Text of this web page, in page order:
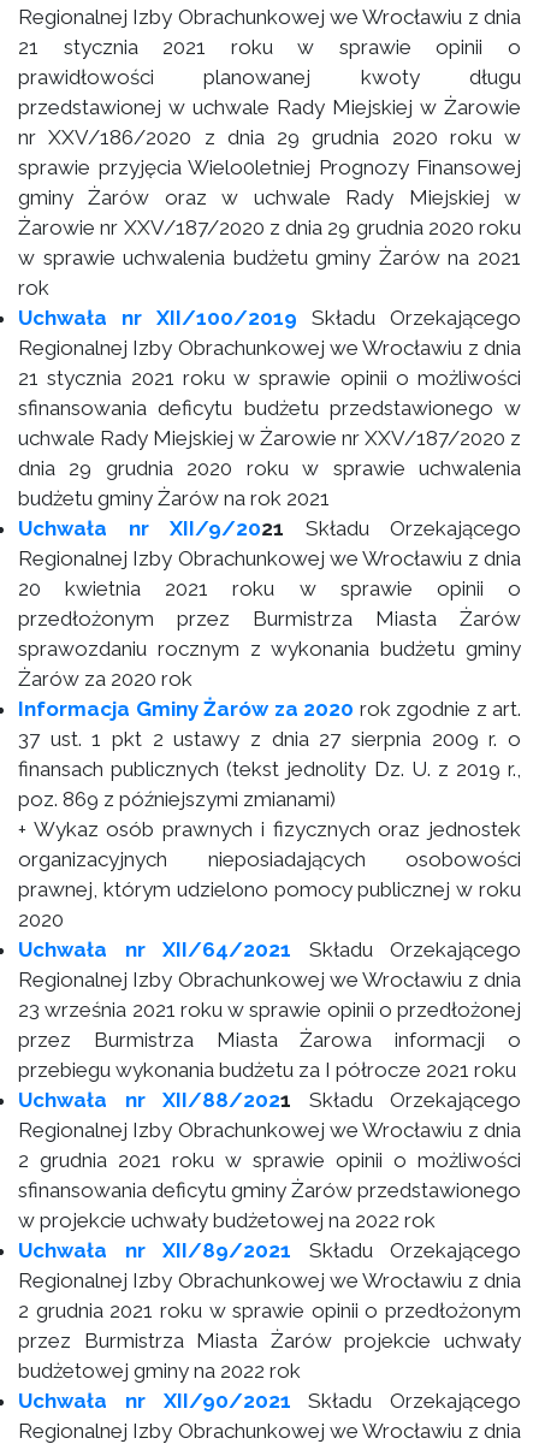
Regionalnej Izby Obrachunkowej we Wrocławiu z dnia
21 stycznia 2021 roku w sprawie opinii o
prawidłowości planowanej kwoty długu
przedstawionej w uchwale Rady Miejskiej w Żarowie
nr XXV/186/2020 z dnia 29 grudnia 2020 roku w
sprawie przyjęcia Wielo0letniej Prognozy Finansowej
gminy Żarów oraz w uchwale Rady Miejskiej w
Żarowie nr XXV/187/2020 z dnia 29 grudnia 2020 roku
w sprawie uchwalenia budżetu gminy Żarów na 2021
rok
Uchwała nr XII/100/2019 Składu Orzekającego
Regionalnej Izby Obrachunkowej we Wrocławiu z dnia
21 stycznia 2021 roku w sprawie opinii o możliwości
sfinansowania deficytu budżetu przedstawionego w
uchwale Rady Miejskiej w Żarowie nr XXV/187/2020 z
dnia 29 grudnia 2020 roku w sprawie uchwalenia
budżetu gminy Żarów na rok 2021
Uchwała nr XII/9/2021 Składu Orzekającego
Regionalnej Izby Obrachunkowej we Wrocławiu z dnia
20 kwietnia 2021 roku w sprawie opinii o
przedłożonym przez Burmistrza Miasta Żarów
sprawozdaniu rocznym z wykonania budżetu gminy
Żarów za 2020 rok
Informacja Gminy Żarów za 2020 rok zgodnie z art.
37 ust. 1 pkt 2 ustawy z dnia 27 sierpnia 2009 r. o
finansach publicznych (tekst jednolity Dz. U. z 2019 r.,
poz. 869 z późniejszymi zmianami)
+ Wykaz osób prawnych i fizycznych oraz jednostek
organizacyjnych nieposiadających osobowości
prawnej, którym udzielono pomocy publicznej w roku
2020
Uchwała nr XII/64/2021 Składu Orzekającego
Regionalnej Izby Obrachunkowej we Wrocławiu z dnia
23 września 2021 roku w sprawie opinii o przedłożonej
przez Burmistrza Miasta Żarowa informacji o
przebiegu wykonania budżetu za I półrocze 2021 roku
Uchwała nr XII/88/2021 Składu Orzekającego
Regionalnej Izby Obrachunkowej we Wrocławiu z dnia
2 grudnia 2021 roku w sprawie opinii o możliwości
sfinansowania deficytu gminy Żarów przedstawionego
w projekcie uchwały budżetowej na 2022 rok
Uchwała nr XII/89/2021 Składu Orzekającego
Regionalnej Izby Obrachunkowej we Wrocławiu z dnia
2 grudnia 2021 roku w sprawie opinii o przedłożonym
przez Burmistrza Miasta Żarów projekcie uchwały
budżetowej gminy na 2022 rok
Uchwała nr XII/90/2021 Składu Orzekającego
Regionalnej Izby Obrachunkowej we Wrocławiu z dnia